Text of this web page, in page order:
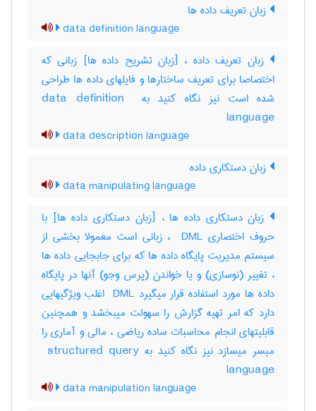
زبان تعریف داده ها
data definition language
زبان تعریف داده ، [زبان تشریح داده ها] زبانی که
اختصاصا برای تعریف ساختارها و فایلهای داده ها طراحی
شده است نیز نگاه کنید به ‎data definition ‎
language
data description language
زبان دستکاری داده
data manipulating language
زبان دستکاری داده ها ، [زبان دستکاری داده ها] با
حروف اختصاری ‎ DML ، زبانی است معمولا بخشی از
سیستم مدیریت پایگاه داده ها که برای جابجایی داده ها
، تغییر (نوسازی) و یا خواندن (پرس وجو) آنها در پایگاه
داده ها مورد استفاده قرار میگیرد ‎ DML اغلب ویژگیهایی
دارد که امر تهیه گزارش را سهولت میبخشد و همچنین
قابلیتهای انجام محاسبات ساده ریاضی ، مالی و آماری را
میسر میسازد نیز نگاه کنید به ‎ structured query
language
data manipulation language